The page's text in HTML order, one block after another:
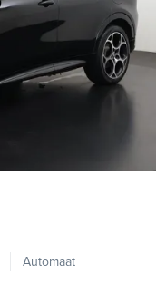
Automaat